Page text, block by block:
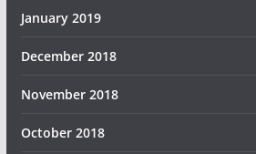
January 2019
December 2018
November 2018
October 2018